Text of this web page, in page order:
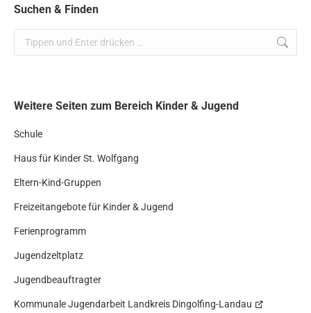
Suchen & Finden
Search:
Weitere Seiten zum Bereich Kinder & Jugend
Schule
Haus für Kinder St. Wolfgang
Eltern-Kind-Gruppen
Freizeitangebote für Kinder & Jugend
Ferienprogramm
Jugendzeltplatz
Jugendbeauftragter
Kommunale Jugendarbeit Landkreis Dingolfing-Landau